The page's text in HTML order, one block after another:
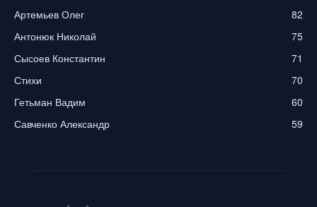
Артемьев Олег
82
Антонюк Николай
75
Сысоев Константин
71
Стихи
70
Гетьман Вадим
60
Савченко Александр
59